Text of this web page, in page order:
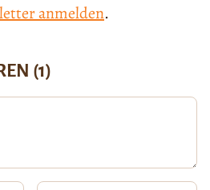
anmelden.
(1)